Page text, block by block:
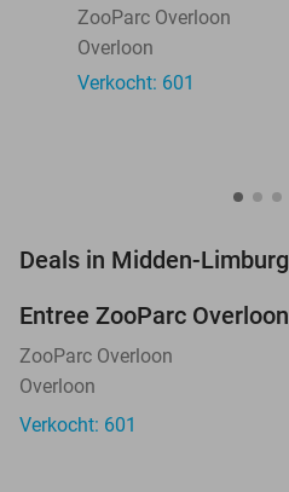
ZooParc Overloon
Overloon
Verkocht: 601
Deals in Midden-Limburg
TODAY
Entree ZooParc Overloon
ZooParc Overloon
Overloon
Verkocht: 601